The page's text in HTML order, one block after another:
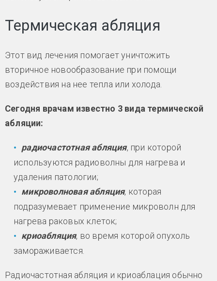
Термическая абляция
Этот вид лечения помогает уничтожить
вторичное новообразование при помощи
воздействия на нее тепла или холода.
Сегодня врачам известно 3 вида термической
абляции:
радиочастотная абляция, при которой
используются радиоволны для нагрева и
удаления патологии;
микроволновая абляция, которая
подразумевает применение микроволн для
нагрева раковых клеток;
криоабляция, во время которой опухоль
замораживается.
Радиочастотная абляция и криоаблация обычно